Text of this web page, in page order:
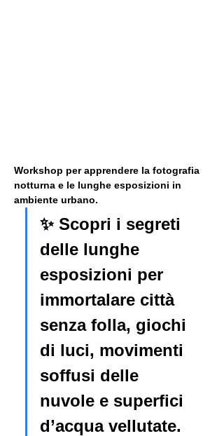
Workshop per apprendere la fotografia
notturna e le lunghe esposizioni in
ambiente urbano.
✨ Scopri i segreti
delle lunghe
esposizioni per
immortalare città
senza folla, giochi
di luci, movimenti
soffusi delle
nuvole e superfici
d’acqua vellutate.